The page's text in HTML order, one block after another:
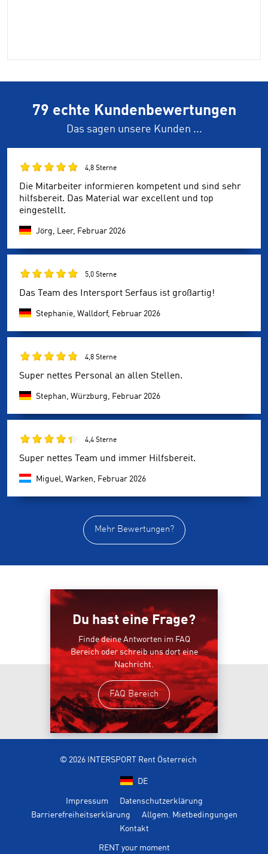
79 echte Kundenbewertungen
Das sagen unsere Kunden ...
4,8 Sterne
Die Mitarbeiter informieren kompetent und sind sehr
hilfsbereit. Das Material war excellent und top
eingestellt.
Jörg, Leer, Februar 2026
5,0 Sterne
Das Team des Intersport Serfaus ist großartig!
Stephanie, Walldorf, Februar 2026
4,8 Sterne
Super nettes Personal an allen Stellen.
Stephan, Würzburg, Februar 2026
4,4 Sterne
Super nettes Team und immer Hilfsbereit.
Miguel, Warken, Februar 2026
Mehr Bewertungen?
Du hast eine Frage?
Finde deine Antworten im FAQ
Bereich oder schreib uns dort eine
Nachricht.
FAQ Bereich
© 2026 INTERSPORT Rent Österreich
DE
Impressum
Datenschutzerklärung
Barrierefreiheitserklärung
Allgem. Mietbedingungen
Kontakt
RENT your moment